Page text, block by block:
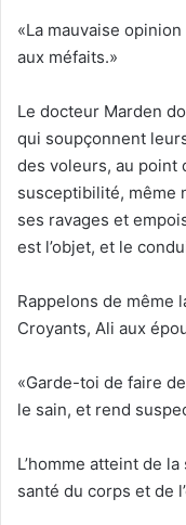
«La mauvaise
aux méfaits.»
Le docteur Marden
qui soupçonnent
des voleurs, au point
susceptibilité, même
ses ravages et
est l’objet, et le
Rappelons de même
Croyants, Ali aux
«Garde-toi de faire
le sain, et rend
L’homme atteint de
santé du corps et de